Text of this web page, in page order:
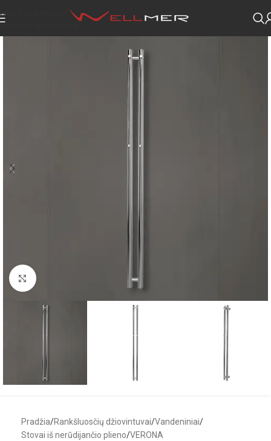
Skip to navigation
Click to enlarge
Pradžia/Rankšluosčių džiovintuvai/Vandeniniai/
Stovai iš nerūdijančio plieno/VERONA